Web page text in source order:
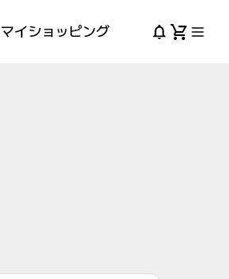
マイショッピング